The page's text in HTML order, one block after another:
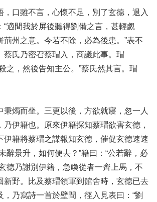
，口雖不言，心懷不足，別了玄德，退入
“適間我於屏後聽得劉備之言，甚輕覷
荊州之意。今若不除，必為後患。”表不
蔡氏乃密召蔡瑁入，商議此事。瑁
之，然後告知主公。”蔡氏然其言。瑁
秉燭而坐。三更以後，方欲就寢，忽一人
乃伊籍也。原來伊籍探知蔡瑁欲害玄德，
伊籍將蔡瑁之謀報知玄德，催促玄德速速
辭景升，如何便去？”籍曰：“公若辭，必
德乃謝別伊籍，急喚從者一齊上馬，不
新野。比及蔡瑁領軍到館舍時，玄德已去
，乃寫詩一首於壁間，徑入見表曰：“劉